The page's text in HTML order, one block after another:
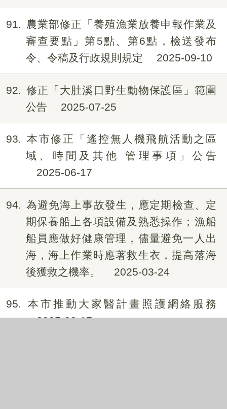
91
農業部修正「養殖漁業放養申報作業及
審查要點」第5點、第6點，檢送發布
令、令稿及行政規則規定
2025-09-10
92
修正「大肚溪口野生動物保護區」範圍
公告
2025-07-25
93
本市修正「遙控無人機飛航活動之區
域、時間及其他 管理事項」公告
2025-06-17
94
為避免海上事故發生，應定期檢查、定
期保養船上各項設備及熟悉操作；漁船
船員應做好健康管理，儘量避免一人出
海，海上作業時應著救生衣，提高落海
後獲救之機率。
2025-03-24
95
本市推動大家醫計畫照護網絡服務
2025-03-17